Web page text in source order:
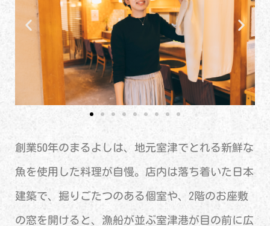
創業50年のまるよしは、地元室津でとれる新鮮な
魚を使用した料理が自慢。店内は落ち着いた日本
建築で、掘りごたつのある個室や、2階のお座敷
の窓を開けると、漁船が並ぶ室津港が目の前に広